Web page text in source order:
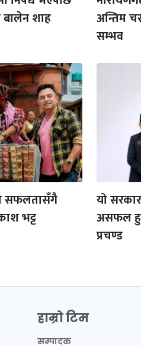
बालेन शाह
अन्तिम
सम्भव
सफलतासँगै
भट्ट
यो
असफल हुने
प्रचण्ड
हाम्रो टिम
सम्पादक